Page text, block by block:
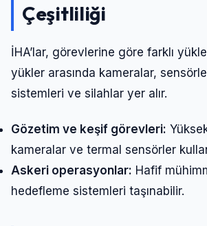
Çeşitliliği
İHA’lar, görevlerine göre farklı
yükler arasında kameralar,
sistemleri ve silahlar yer alır.
Gözetim ve keşif görevleri:
kameralar ve termal sensörler
Askeri operasyonlar: Hafif
hedefleme sistemleri taşınabilir.